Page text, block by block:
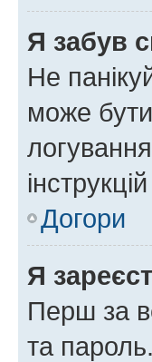
Я забув
Не
може
Догори
Я
Перш за
та